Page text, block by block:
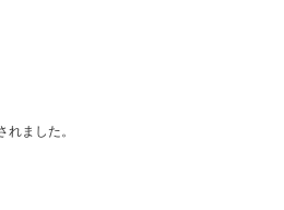
ました。